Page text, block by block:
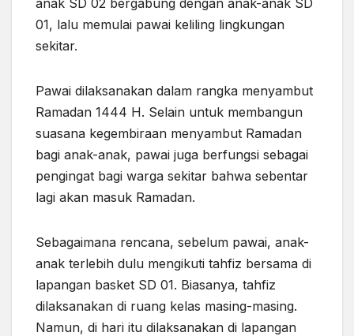
01, lalu memulai pawai keliling lingkungan
sekitar.
Pawai dilaksanakan dalam rangka menyambut
Ramadan 1444 H. Selain untuk membangun
suasana kegembiraan menyambut Ramadan
bagi anak-anak, pawai juga berfungsi sebagai
pengingat bagi warga sekitar bahwa sebentar
lagi akan masuk Ramadan.
Sebagaimana rencana, sebelum pawai, anak-
anak terlebih dulu mengikuti tahfiz bersama di
lapangan basket SD 01. Biasanya, tahfiz
dilaksanakan di ruang kelas masing-masing.
Namun, di hari itu dilaksanakan di lapangan